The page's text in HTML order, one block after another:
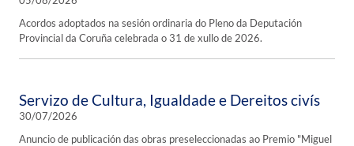
Acordos adoptados na sesión ordinaria do Pleno da Deputación
Provincial da Coruña celebrada o 31 de xullo de 2026.
Servizo de Cultura, Igualdade e Dereitos civís
30/07/2026
Anuncio de publicación das obras preseleccionadas ao Premio "Miguel